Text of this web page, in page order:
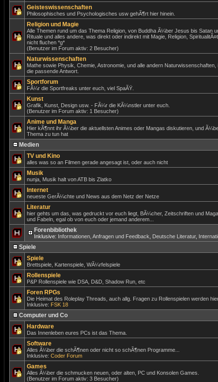
Geisteswissenschaften
Philosophisches und Psychologisches usw gehÃ¶rt hier hinein.
Religion und Magie
Alle Themen rund um das Thema Religion, von Buddha Ã¼ber Jesus bis Satan
Rituale und alles andere, was direkt oder indirekt mit Magie, Religion,
nicht fluchen *g*
(Benutzer im Forum aktiv: 2 Besucher)
Naturwissenschaften
Mathe sowie Physik, Chemie, Astronomie, und alle andern
die passende Antwort.
Sportforum
FÃ¼r die Sportfreaks unter euch, viel SpaÃŸ.
Kunst
Grafik, Kunst, Design usw. - FÃ¼r die KÃ¼nstler unter euch.
(Benutzer im Forum aktiv: 1 Besucher)
Anime und Manga
Hier kÃ¶nnt ihr Ã¼ber die aktuellsten Animes oder Mangas diskutieren, und
Thema zu tun hat
Medien
TV und Kino
alles was so an Filmen gerade angesagt ist, oder auch nicht
Musik
nunja, Musik halt von ATB bis Zlatko
Internet
neueste GerÃ¼chte und News aus dem Netz der Netze
Literatur
hier gehts um das, was gedruckt vor euch liegt, BÃ¼cher, Zeitschriften und
und Fabeln, egal ob von euch oder jemand anderem...
Forenbibliothek
Inklusive: Informationen, Anfragen und Feedback Deutsche Literatur,
Spiele
Spiele
Brettspiele, Kartenspiele, WÃ¼rfelspiele
Rollenspiele
P&P Rollenspiele wie DSA, D&D, Shadow Run, etc
Foren RPGs
Die Heimat des Roleplay Threads, auch allg. Fragen zu Rollenspielen werden
Inklusive: FSK 18
Computer und Co
Hardware
Das Innenleben eures PCs ist das Thema.
Software
Alles Ã¼ber die schÃ¶nen oder nicht so schÃ¶nen Programme...
Inklusive: Coder Forum
Games
Alles Ã¼ber die schmucken neuen, oder alten, PC und Konsolen Games.
(Benutzer im Forum aktiv: 3 Besucher)